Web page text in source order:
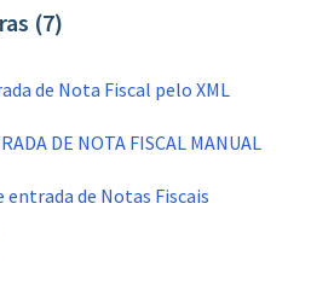
(7)
de Nota Fiscal pelo XML
DE NOTA FISCAL MANUAL
entrada de Notas Fiscais